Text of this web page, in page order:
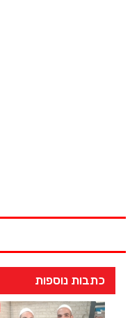
כתבות נוספות